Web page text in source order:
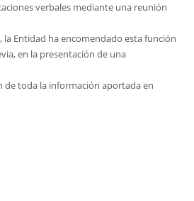
verbales mediante una reunión
Entidad ha encomendado esta función
en la presentación de una
de toda la información aportada en